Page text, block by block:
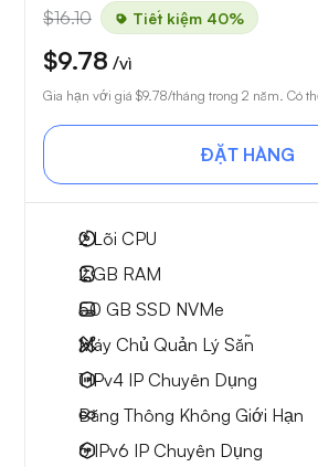
$16.10 Tiết kiệm 40%
$9.78 /vì
Gia hạn với giá $9.78/tháng trong 2 năm. Có
ĐẶT HÀNG
2Lõi CPU
2 GB RAM
50 GB SSD NVMe
Máy Chủ Quản Lý Sẵn
1 IPv4 IP Chuyên Dụng
Băng Thông Không Giới Hạn
6 IPv6 IP Chuyên Dụng